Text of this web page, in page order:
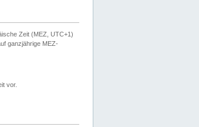
Zeit (MEZ, UTC+1)
ganzjährige MEZ-
vor.